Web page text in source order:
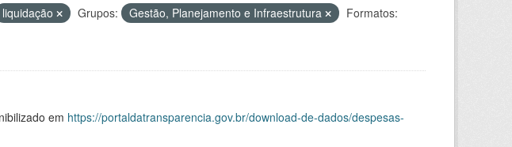
liquidação Grupos: Gestão, Planejamento e Infraestrutura
Formatos:
em https://portaldatransparencia.gov.br/download-de-dados/despesas-